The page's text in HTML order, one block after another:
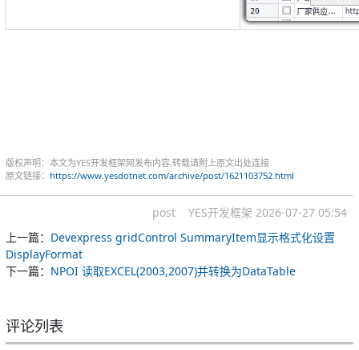
版权声明：本文为YES开发框架网发布内容,转载请附上原文出处连接
原文链接： https://www.yesdotnet.com/archive/post/1621103752.html
post YES开发框架 2026-07-27 05:54
上一篇： Devexpress gridControl SummaryItem显示格式化设置
DisplayFormat
下一篇： NPOI 读取EXCEL(2003,2007)并转换为DataTable
评论列表